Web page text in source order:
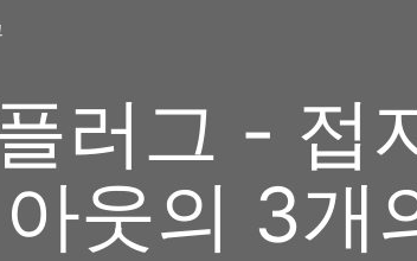
러그 - 접
웃의 3개